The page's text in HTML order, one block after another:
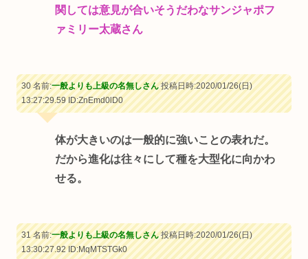
関しては意見が合いそうだわなサンジャポフ
ァミリー太蔵さん
30 名前:一般よりも上級の名無しさん投稿日時:2020/01/26(日)
13:27:29.59ID:ZnEmd0lD0
体が大きいのは一般的に強いことの表れだ。
だから進化は往々にして種を大型化に向かわ
せる。
31 名前:一般よりも上級の名無しさん投稿日時:2020/01/26(日)
13:30:27.92ID:MqMTSTGk0